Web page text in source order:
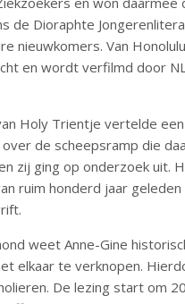
de Dioraphte
nieuwkomers. Van
en wordt verfilmd door
Holy Trientje vertelde
de scheepsramp die
zij ging op onderzoek uit.
ruim honderd jaar
weet Anne-Gine
elkaar te verknopen.
De lezing start om